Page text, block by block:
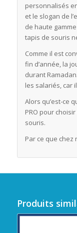
personnalisés
et le slogan de
de haute
tapis de souris
Comme il est
fin d’année, la
durant
les salariés, car
Alors qu’est-ce
PRO pour
souris.
Par ce que chez
Produits